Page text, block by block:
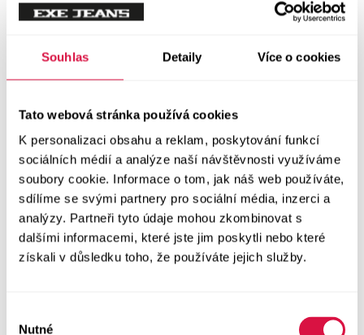
Souhlas Detaily Více o cookies
Tato webová stránka používá cookies
K personalizaci obsahu a reklam, poskytování funkcí
sociálních médií a analýze naší návštěvnosti využíváme
soubory cookie. Informace o tom, jak náš web používáte,
sdílíme se svými partnery pro sociální média, inzerci a
analýzy. Partneři tyto údaje mohou zkombinovat s
dalšími informacemi, které jste jim poskytli nebo které
získali v důsledku toho, že používáte jejich služby.
Nutné
Vše v kategorii Svetry a mikiny
Mikiny
Svetry
Šaty a sukně
Vše v kategorii Šaty a sukně
NOVINKY
Letní šaty